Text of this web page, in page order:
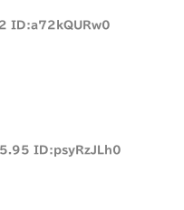
ID:a72kQURw0
ID:psyRzJLh0